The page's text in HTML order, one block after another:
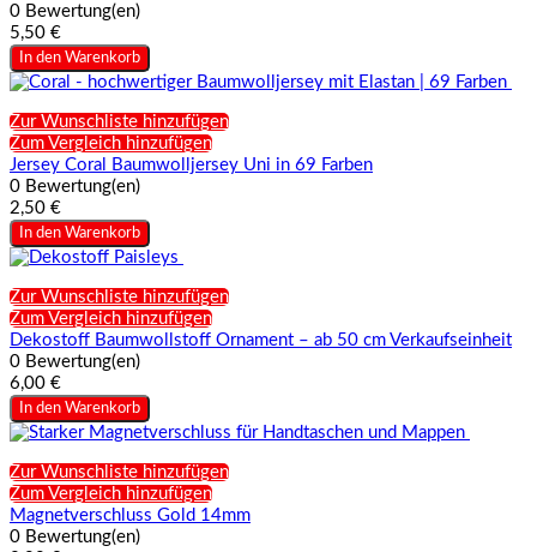
0 Bewertung(en)
5,50 €
In den Warenkorb
Zur Wunschliste hinzufügen
Zum Vergleich hinzufügen
Jersey Coral Baumwolljersey Uni in 69 Farben
0 Bewertung(en)
2,50 €
In den Warenkorb
Zur Wunschliste hinzufügen
Zum Vergleich hinzufügen
Dekostoff Baumwollstoff Ornament – ab 50 cm Verkaufseinheit
0 Bewertung(en)
6,00 €
In den Warenkorb
Zur Wunschliste hinzufügen
Zum Vergleich hinzufügen
Magnetverschluss Gold 14mm
0 Bewertung(en)